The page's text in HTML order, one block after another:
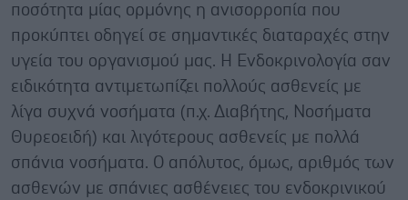
ποσότητα μίας ορμόνης η ανισορροπία που
προκύπτει οδηγεί σε σημαντικές διαταραχές στην
υγεία του οργανισμού μας. Η Ενδοκρινολογία σαν
ειδικότητα αντιμετωπίζει πολλούς ασθενείς με
λίγα συχνά νοσήματα (π.χ. Διαβήτης, Νοσήματα
Θυρεοειδή) και λιγότερους ασθενείς με πολλά
σπάνια νοσήματα. Ο απόλυτος, όμως, αριθμός των
ασθενών με σπάνιες ασθένειες του ενδοκρινικού